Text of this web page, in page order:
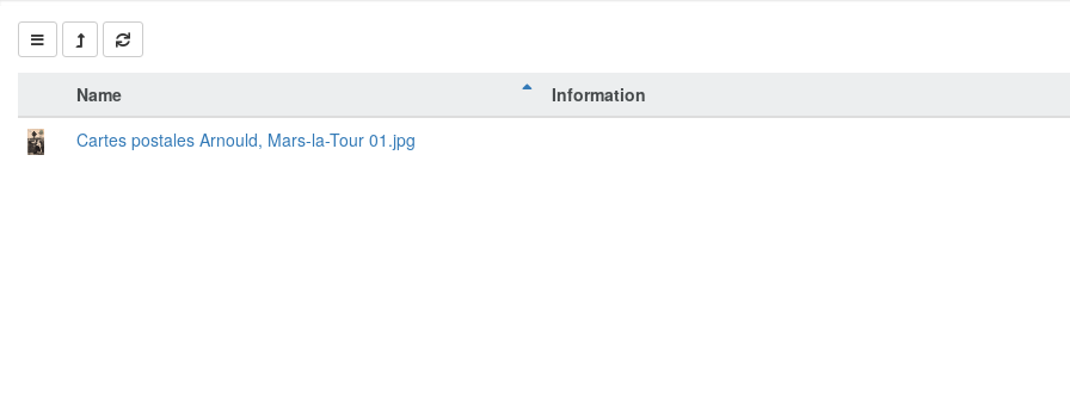
Name Information
Cartes postales Arnould, Mars-la-Tour 01.jpg